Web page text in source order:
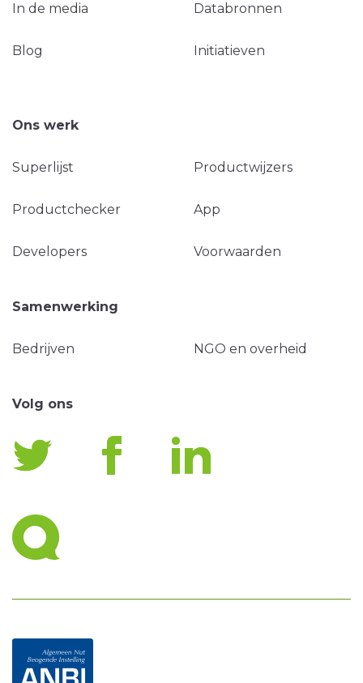
In de media Databronnen
Blog Initiatieven
Ons werk
Superlijst Productwijzers
Productchecker App
Developers Voorwaarden
Samenwerking
Bedrijven NGO en overheid
Volg ons